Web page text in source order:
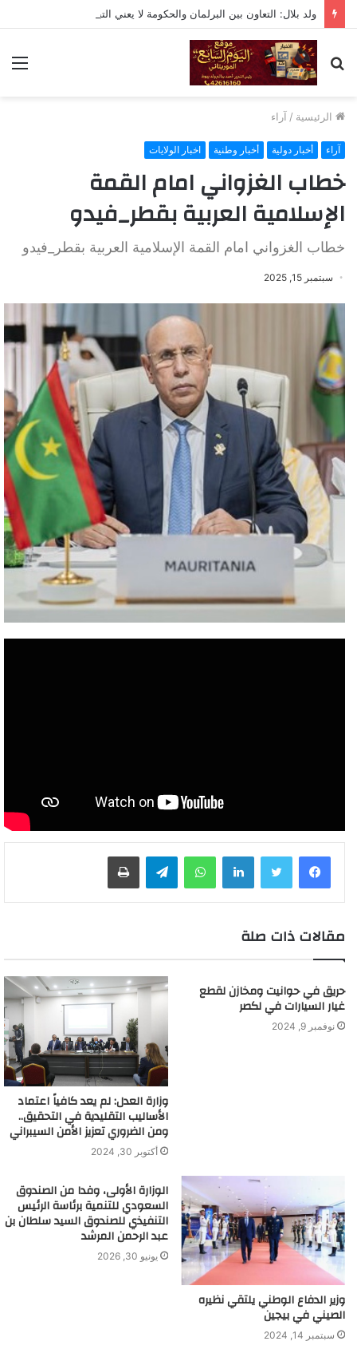
بحث
عن
الرئيسية / آراء
آراء أخبار دولية أخبار وطنية اخبار الولايات
خطاب الغزواني امام القمة
الإسلامية العربية بقطر_فيدو
خطاب الغزواني امام القمة الإسلامية العربية بقطر_فيدو
سبتمبر 15, 2025
لينكدإن واتساب
مقالات ذات صلة
حريق في حوانيت ومخازن لقطع
غيار السيارات في لكصر
نوفمبر 9, 2024
وزارة العدل: لم يعد كافياً اعتماد
الأساليب التقليدية في التحقيق..
ومن الضروري تعزيز الأمن السيبراني
أكتوبر 30, 2024
وزير الدفاع الوطني يلتقي نظيره
الصيني في بيجين
سبتمبر 14, 2024
الوزارة الأولى، وفدا من الصندوق
السعودي للتنمية برئاسة الرئيس
التنفيذي للصندوق السيد سلطان بن
عبد الرحمن المرشد
يونيو 30, 2026